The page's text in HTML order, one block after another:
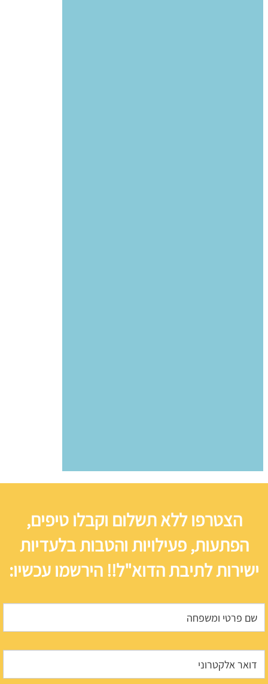
הצטרפו ללא תשלום וקבלו טיפים,
הפתעות, פעילויות והטבות בלעדיות
ישירות לתיבת הדוא"ל!! הירשמו עכשיו: